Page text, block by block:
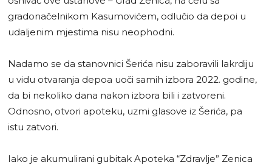
gradonačelnikom Kasumovićem, odlučio da depoi u
udaljenim mjestima nisu neophodni.
Nadamo se da stanovnici Šerića nisu zaboravili lakrdiju
u vidu otvaranja depoa uoči samih izbora 2022. godine,
da bi nekoliko dana nakon izbora bili i zatvoreni.
Odnosno, otvori apoteku, uzmi glasove iz Šerića, pa
istu zatvori.
Iako je akumulirani gubitak Apoteka “Zdravlje” Zenica